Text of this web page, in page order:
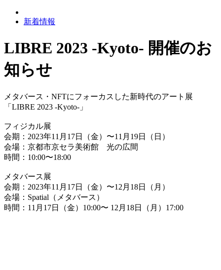
新着情報
LIBRE 2023 -Kyoto- 開催のお
知らせ
メタバース・NFTにフォーカスした新時代のアート展
「LIBRE 2023 -Kyoto-」
フィジカル展
会期：2023年11月17日（金）〜11月19日（日）
会場：京都市京セラ美術館 光の広間
時間：10:00〜18:00
メタバース展
会期：2023年11月17日（金）〜12月18日（月）
会場：Spatial（メタバース）
時間：11月17日（金）10:00〜 12月18日（月）17:00